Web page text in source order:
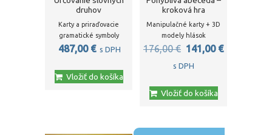
druhov
Karty a priraďovacie
gramatické symboly
487,00 € s DPH
Vložiť do košíka
kroková hra
Manipulačné karty + 3D
modely hlások
176,00€ Pôvodná
cena
176,00 €.
141,00 €
s DPH
Vložiť do košíka